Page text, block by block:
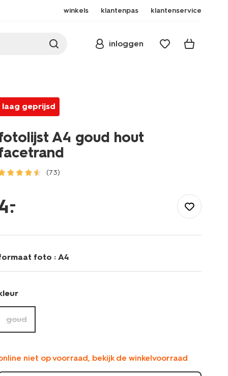
winkels klantenpas klantenservice
inloggen
laag geprijsd
A4 goud hout
(73)
.
–
foto : A4
goud
niet op voorraad, bekijk de winkelvoorraad